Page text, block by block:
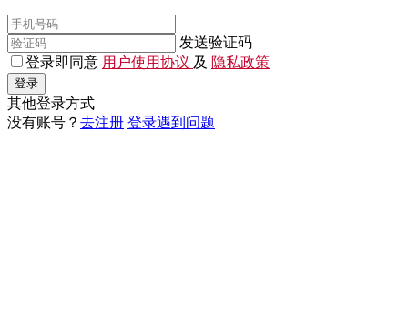
发送验证码
登录即同意 用户使用协议 及 隐私政策
登录
其他登录方式
没有账号？ 去注册 登录遇到问题